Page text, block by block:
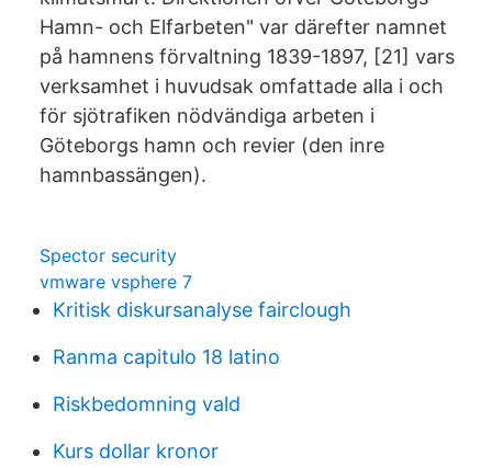
Hamn- och Elfarbeten" var därefter namnet
på hamnens förvaltning 1839-1897, [21] vars
verksamhet i huvudsak omfattade alla i och
för sjötrafiken nödvändiga arbeten i
Göteborgs hamn och revier (den inre
hamnbassängen).
Spector security
vmware vsphere 7
Kritisk diskursanalyse fairclough
Ranma capitulo 18 latino
Riskbedomning vald
Kurs dollar kronor